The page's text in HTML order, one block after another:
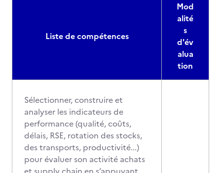
Liste de compétences
Mod
alité
s
d'év
alua
tion
Sélectionner, construire et
analyser les indicateurs de
performance (qualité, coûts,
délais, RSE, rotation des stocks,
des transports, productivité...)
pour évaluer son activité achats